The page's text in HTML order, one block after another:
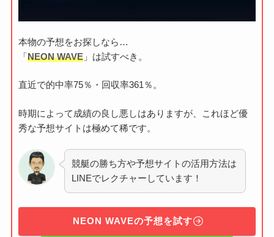
本物の予想をお探しなら…
「NEON WAVE」は試すべき。
直近で的中率75％・回収率361％。
時期によって成績の良し悪しはありますが、これほど優
秀な予想サイトは極めて稀です。
競艇の勝ち方や予想サイトの活用方法は
LINEでレクチャーしています！
NEON WAVEの予想を試す